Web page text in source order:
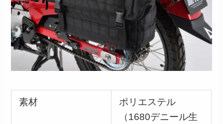
素材
ポリエステル
（1680デニール生